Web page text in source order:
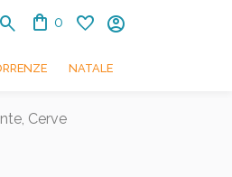
search shopping_bag 0 favorite account_circle
NATALE
Cerve